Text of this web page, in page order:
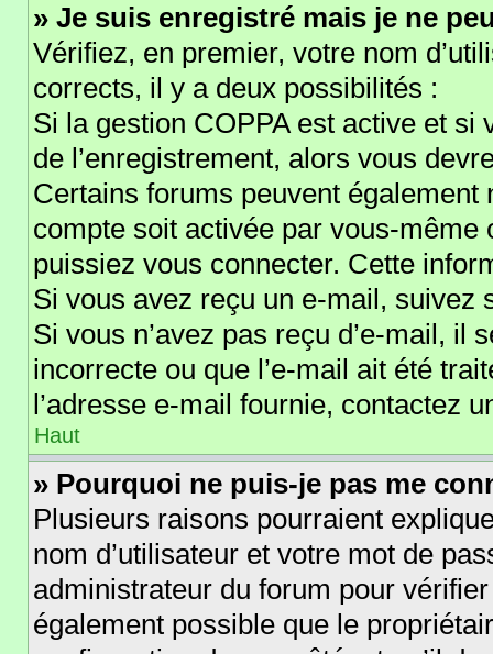
» Je suis enregistré mais je ne
Vérifiez, en premier, votre nom
corrects, il y a deux possibilités :
Si la gestion COPPA est active et
de l’enregistrement, alors vous
Certains forums peuvent
compte soit activée par vous-
puissiez vous connecter. Cette
Si vous avez reçu un e-mail, suivez
Si vous n’avez pas reçu d’e-mail, il
incorrecte ou que l’e-mail ait été
l’adresse e-mail fournie, contactez
Haut
» Pourquoi ne puis-je pas me
Plusieurs raisons pourraient
nom d’utilisateur et votre mot de
administrateur du forum pour
également possible que le